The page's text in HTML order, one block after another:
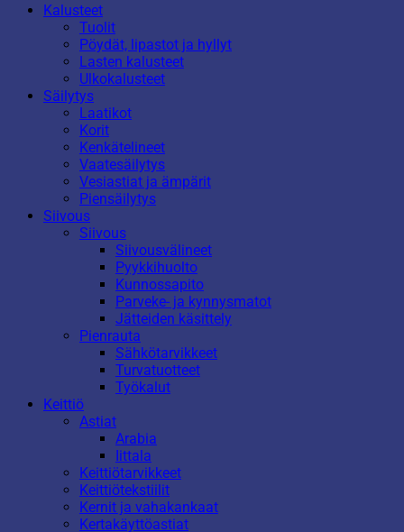
Kalusteet
Tuolit
Pöydät, lipastot ja hyllyt
Lasten kalusteet
Ulkokalusteet
Säilytys
Laatikot
Korit
Kenkätelineet
Vaatesäilytys
Vesiastiat ja ämpärit
Piensäilytys
Siivous
Siivous
Siivousvälineet
Pyykkihuolto
Kunnossapito
Parveke- ja kynnysmatot
Jätteiden käsittely
Pienrauta
Sähkötarvikkeet
Turvatuotteet
Työkalut
Keittiö
Astiat
Arabia
Iittala
Keittiötarvikkeet
Keittiötekstiilit
Kernit ja vahakankaat
Kertakäyttöastiat